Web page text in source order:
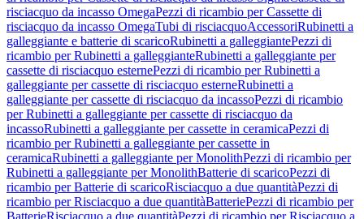
risciacquo da incasso OmegaPezzi di ricambio per Cassette di
risciacquo da incasso OmegaTubi di risciacquoAccessoriRubinetti a
galleggiante e batterie di scaricoRubinetti a galleggiantePezzi di
ricambio per Rubinetti a galleggianteRubinetti a galleggiante per
cassette di risciacquo esternePezzi di ricambio per Rubinetti a
galleggiante per cassette di risciacquo esterneRubinetti a
galleggiante per cassette di risciacquo da incassoPezzi di ricambio
per Rubinetti a galleggiante per cassette di risciacquo da
incassoRubinetti a galleggiante per cassette in ceramicaPezzi di
ricambio per Rubinetti a galleggiante per cassette in
ceramicaRubinetti a galleggiante per MonolithPezzi di ricambio per
Rubinetti a galleggiante per MonolithBatterie di scaricoPezzi di
ricambio per Batterie di scaricoRisciacquo a due quantitàPezzi di
ricambio per Risciacquo a due quantitàBatteriePezzi di ricambio per
BatterieRisciacquo a due quantitàPezzi di ricambio per Risciacquo a